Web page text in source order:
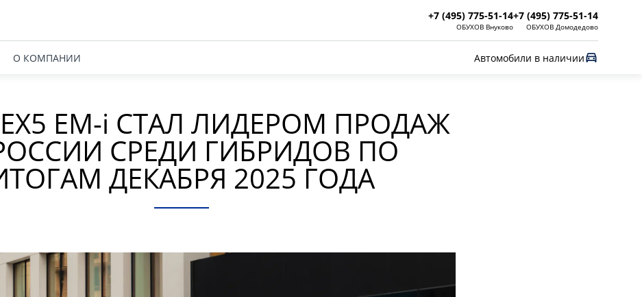
+7 (495) 775-51-14
ОБУХОВ Внуково
+7 (495) 775-51-14
ОБУХОВ Домодедово
О КОМПАНИИ Автомобили в наличии
EM-i СТАЛ ЛИДЕРОМ ПРОДАЖ
СРЕДИ ГИБРИДОВ ПО
ДЕКАБРЯ 2025 ГОДА